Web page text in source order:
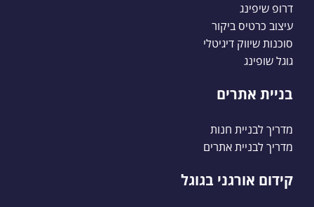
דרופ שיפינג
עיצוב כרטיס ביקור
סוכנות שיווק דיגיטלי
גוגל שופינג
בניית אתרים
מדריך לבניית חנות
מדריך לבניית אתרים
קידום אורגני בגוגל